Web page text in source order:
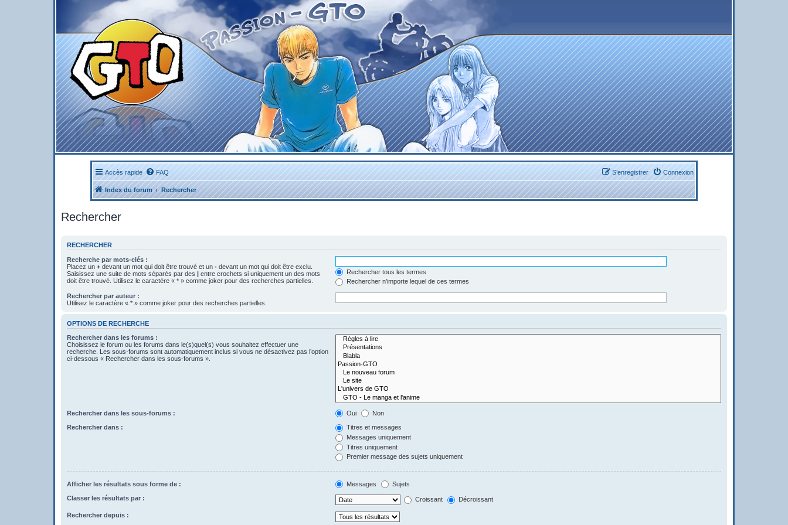
Accès rapide FAQ Connexion
S’enregistrer
Index du forum Rechercher
Rechercher
RECHERCHER
Recherche par mots-clés :
Placez un + devant un mot qui doit être trouvé et un - devant un mot qui doit être exclu.
Saisissez une suite de mots séparés par des | entre crochets si uniquement un des mots
doit être trouvé. Utilisez le caractère « * » comme joker pour des recherches partielles.
Rechercher tous les termes
Rechercher n’importe lequel de ces termes
Rechercher par auteur :
Utilisez le caractère « * » comme joker pour des recherches partielles.
OPTIONS DE RECHERCHE
Rechercher dans les forums :
Choisissez le forum ou les forums dans le(s)quel(s) vous souhaitez effectuer une
recherche. Les sous-forums sont automatiquement inclus si vous ne désactivez pas l’option
ci-dessous « Rechercher dans les sous-forums ».
Rechercher dans les sous-forums : Oui Non
Rechercher dans :
Titres et messages
Messages uniquement
Titres uniquement
Premier message des sujets uniquement
Afficher les résultats sous forme de : Messages Sujets
Classer les résultats par : Croissant Décroissant
Rechercher depuis :